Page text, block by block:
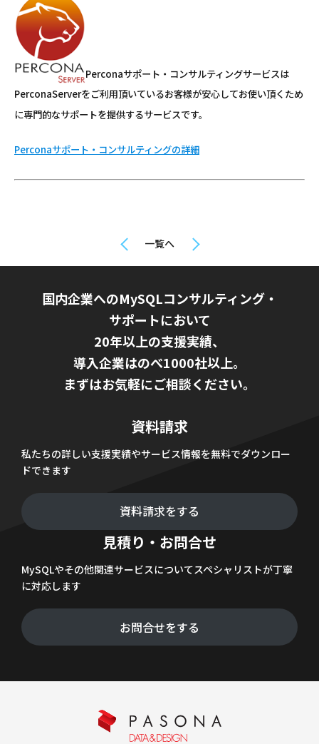
Perconaサポート・コンサルティングサービスは
PerconaServerをご利用頂いているお客様が安心してお使い頂くため
に専門的なサポートを提供するサービスです。
Perconaサポート・コンサルティングの詳細
一覧へ
国内企業へのMySQLコンサルティング・
サポートにおいて
20年以上の支援実績、
導入企業はのべ1000社以上。
まずはお気軽にご相談ください。
資料請求
私たちの詳しい支援実績やサービス情報を無料でダウンロー
ドできます
資料請求をする
見積り・お問合せ
MySQLやその他関連サービスについてスペシャリストが丁寧
に対応します
お問合せをする